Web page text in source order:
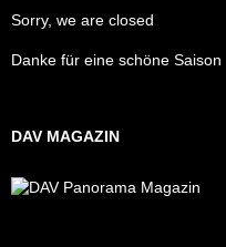
Sorry, we are closed
Danke für eine schöne Saison
DAV MAGAZIN